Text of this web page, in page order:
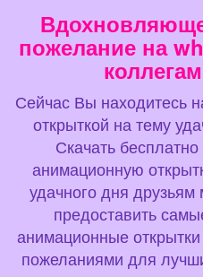
пожелание на
Сейчас Вы находитесь
открыткой на тему
Скачать
анимационную
удачного дня
предоставить
анимационные
пожеланиями для